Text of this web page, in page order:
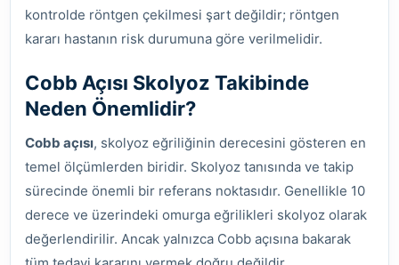
kontrolde röntgen çekilmesi şart değildir; röntgen
kararı hastanın risk durumuna göre verilmelidir.
Cobb Açısı Skolyoz Takibinde
Neden Önemlidir?
Cobb açısı, skolyoz eğriliğinin derecesini gösteren en
temel ölçümlerden biridir. Skolyoz tanısında ve takip
sürecinde önemli bir referans noktasıdır. Genellikle 10
derece ve üzerindeki omurga eğrilikleri skolyoz olarak
değerlendirilir. Ancak yalnızca Cobb açısına bakarak